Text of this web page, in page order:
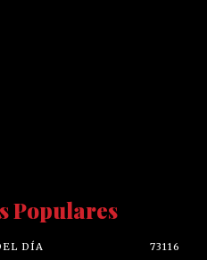
Populares
DÍA
73116